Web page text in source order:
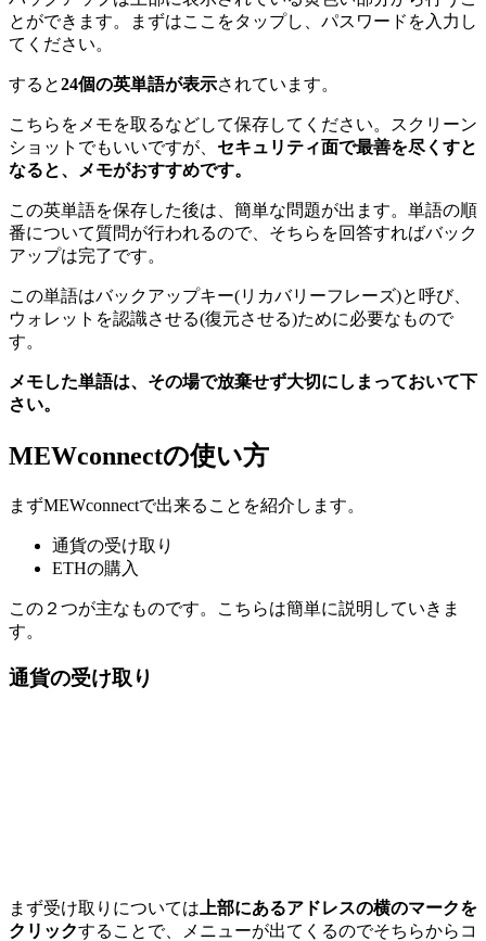
とができます。まずはここをタップし、パスワードを入力し
てください。
すると24個の英単語が表示されています。
こちらをメモを取るなどして保存してください。スクリーン
ショットでもいいですが、 セキュリティ面で最善を尽くすと
なると、メモがおすすめです。
この英単語を保存した後は、簡単な問題が出ます。単語の順
番について質問が行われるので、そちらを回答すればバック
アップは完了です。
この単語はバックアップキー(リカバリーフレーズ)と呼び、
ウォレットを認識させる(復元させる)ために必要なもので
す。
メモした単語は、その場で放棄せず大切にしまっておいて下
さい。
MEWconnectの使い方
まずMEWconnectで出来ることを紹介します。
通貨の受け取り
ETHの購入
この２つが主なものです。こちらは簡単に説明していきま
す。
通貨の受け取り
まず受け取りについては 上部にあるアドレスの横のマークを
クリックすることで、メニューが出てくるのでそちらからコ